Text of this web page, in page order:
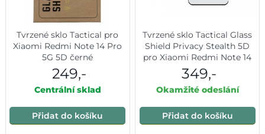
Tvrzené sklo Tactical pro
Xiaomi Redmi Note 14 Pro
5G 5D černé
249,-
Centrální sklad
Přidat do košíku
Tvrzené sklo Tactical Glass
Shield Privacy Stealth 5D
pro Xiaomi Redmi Note 14
Pro 4G-5G-Poco X7 5G
Black
349,-
Okamžité odeslání
Přidat do košíku